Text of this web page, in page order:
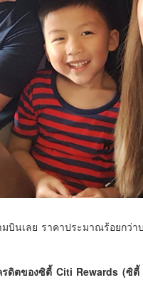
นเลย ราคาประมาณร้อยกว่
รดิตของซิตี้ Citi Rewards (ซิตี้